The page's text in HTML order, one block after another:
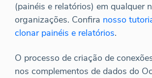
(painéis e relatórios) em qualquer
organizações. Confira nosso
clonar painéis e relatórios.
O processo de criação de
nos complementos de dados do